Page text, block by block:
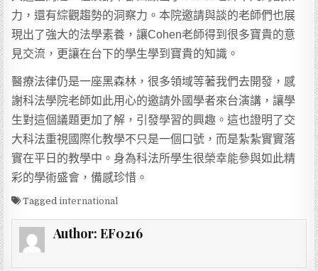
力，還有綜觀趨勢的洞察力。本院邀請與談的老師們也展
現出了強大的法學素養，讓Cohen老師得到很多寶貴的意
見交流，更讓在台下的學生學到寶貴的知識。
醫療法律仍是一座黑森林，很多領域等著我們去開發，感
謝科法學院老師如此用心的邀請外國學者來台演講，讓學
生對這個議題更加了解，引發學習的興趣。這也證明了交
大科法重視國際化教學不只是一個口號，而是紮紮實實落
實在平日的教學中。身為科法所學生很榮幸能參與如此精
彩的學術盛會，備感珍惜。
Taggedinternational
Author: EF0216